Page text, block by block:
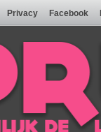
Privacy Facebook